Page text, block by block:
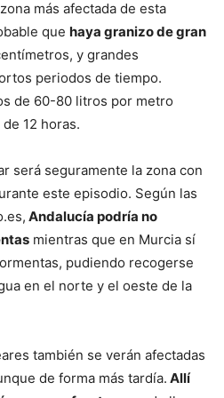
más afectada de esta
que haya granizo de gran
y grandes
periodos de tiempo.
de 60-80 litros por metro
12 horas.
será seguramente la zona con
este episodio. Según las
Andalucía podría no
mientras que en Murcia sí
pudiendo recogerse
en el norte y el oeste de la
también se verán afectadas
de forma más tardía. Allí